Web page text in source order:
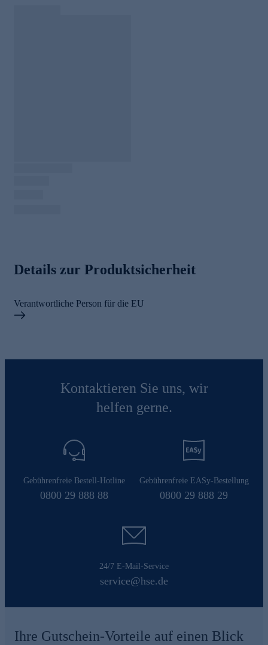
Details zur Produktsicherheit
Verantwortliche Person für die EU
Kontaktieren Sie uns, wir
helfen gerne.
Gebührenfreie Bestell-Hotline
0800 29 888 88
Gebührenfreie EASy-Bestellung
0800 29 888 29
24/7 E-Mail-Service
service@hse.de
Ihre Gutschein-Vorteile auf einen Blick